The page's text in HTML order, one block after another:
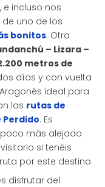
, e incluso nos
uno de los
bonitos. Otra
– Lizara –
metros de
días y con vuelta
ideal para
las rutas de
Perdido. Es
más alejado
si tenéis
por este destino.
disfrutar del